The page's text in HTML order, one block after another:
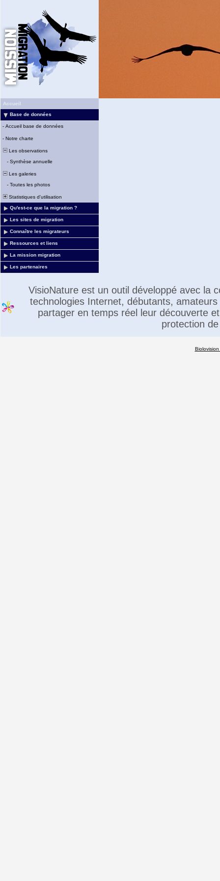
Accueil
Base de données
- Accueil base de données
- Notre charte
Les observations
- Synthèse annuelle
Les galeries
- Toutes les photos
Statistiques d'utilisation
Qu'est-ce que la migration ?
Les sites de migration
Connaître les migrateurs
Ressources et liens
La mission migration
Les partenaires
VisioNature est un outil développé avec la
technologies Internet, débutants,
partager en temps réel leur découverte
protection
Biolovision